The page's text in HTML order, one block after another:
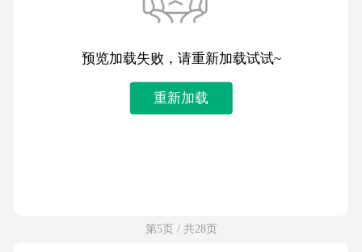
预览加载失败，请重新加载试试~
重新加载
第5页 / 共28页